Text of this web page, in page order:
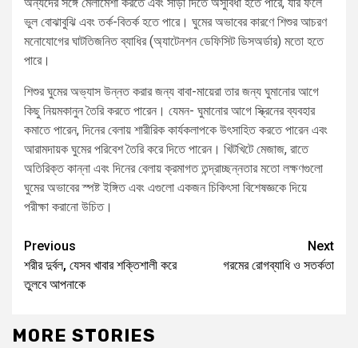
ভুল বোঝাবুঝি এবং তর্ক-বিতর্ক হতে পারে। ঘুমের অভাবের কারণে শিশুর আচরণ
মনোযোগের ঘাটতিজনিত ব্যাধির (অ্যাটেনশন ডেফিসিট ডিসঅর্ডার) মতো হতে
পারে।
শিশুর ঘুমের অভ্যাস উন্নত করার জন্য বাবা-মায়েরা তার জন্য ঘুমানোর আগে
কিছু নিয়মকানুন তৈরি করতে পারেন। যেমন- ঘুমানোর আগে স্ক্রিনের ব্যবহার
কমাতে পারেন, দিনের বেলায় শারীরিক কার্যকলাপকে উৎসাহিত করতে পারেন এবং
আরামদায়ক ঘুমের পরিবেশ তৈরি করে দিতে পারেন। খিটখিটে মেজাজ, রাতে
অতিরিক্ত কান্না এবং দিনের বেলায় ক্রমাগত তন্দ্রাচ্ছন্নতার মতো লক্ষণগুলো
ঘুমের অভাবের স্পষ্ট ইঙ্গিত এবং এগুলো একজন চিকিৎসা বিশেষজ্ঞকে দিয়ে
পরীক্ষা করানো উচিত।
Previous
শরীর দুর্বল, যেসব খাবার শক্তিশালী করে
তুলবে আপনাকে
Next
গরমের রোগব্যাধি ও সতর্কতা
MORE STORIES